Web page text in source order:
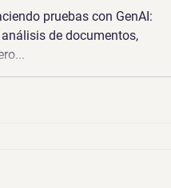
pruebas con GenAI:
de documentos,